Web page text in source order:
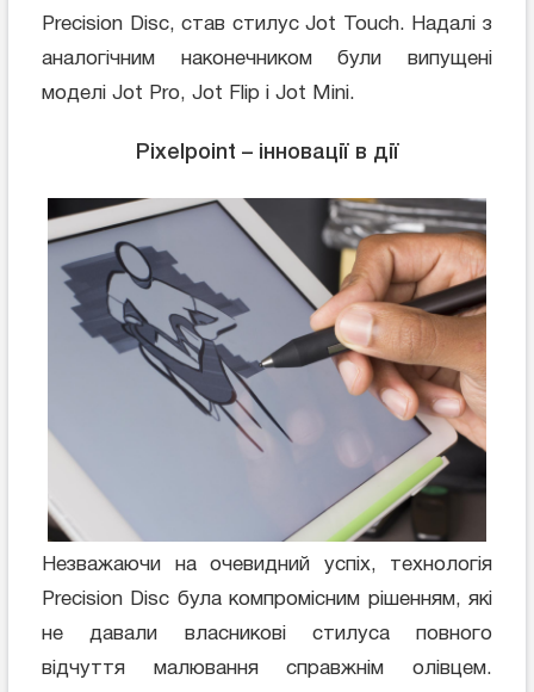
Precision Disc, став стилус Jot Touch. Надалі з
аналогічним наконечником були випущені
моделі Jot Pro, Jot Flip і Jot Mini.
Pixelpoint – інновації в дії
Незважаючи на очевидний успіх, технологія
Precision Disc була компромісним рішенням, які
не давали власникові стилуса повного
відчуття малювання справжнім олівцем.